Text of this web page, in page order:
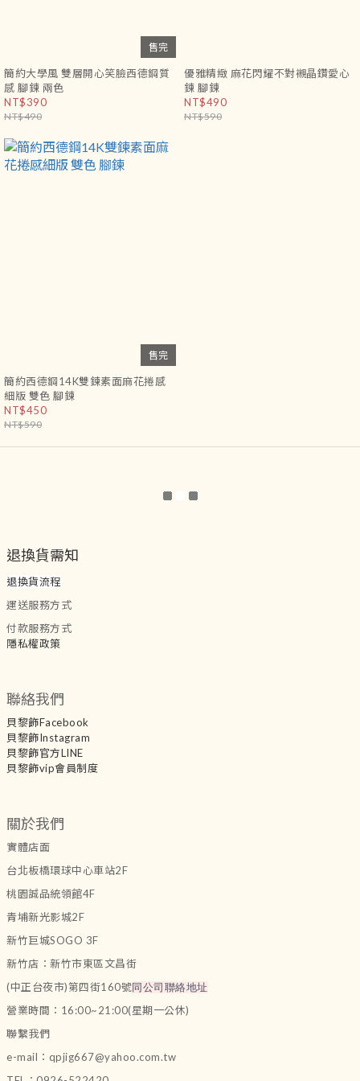
售完
簡約大學風 雙層開心笑臉西德鋼質
感 腳鍊 兩色
NT$390
NT$490
優雅精緻 麻花閃耀不對襯晶鑽愛心
鍊 腳鍊
NT$490
NT$590
售完
簡約西德鋼14K雙鍊素面麻花捲感
細版 雙色 腳鍊
NT$450
NT$590
退換貨需知
退換貨流程
運送服務方式
付款服務方式
隱私權政策
聯絡我們
貝黎飾Facebook
貝黎飾Instagram
貝黎飾官方LINE
貝黎飾vip會員制度
關於我們
實體店面
台北板橋環球中心車站2F
桃園誠品統領館4F
青埔新光影城2F
新竹巨城SOGO 3F
新竹店：新竹市東區文昌街
(中正台夜市)第四街160號同公司聯絡地址
營業時間：16:00~21:00(星期一公休)
聯繫我們
e-mail：qpjig667@yahoo.com.tw